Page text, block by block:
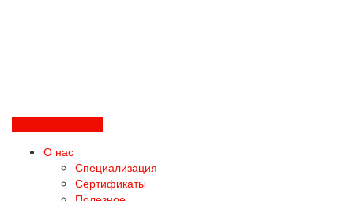
О нас
Специализация
Сертификаты